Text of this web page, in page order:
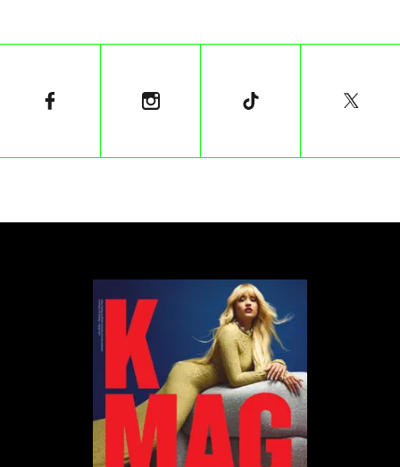
sens.
MrBeast dołączył do wąskiego grona osób, które
zdobyły Burj Khalifa – przed nim na szczycie tego
Hamdan, gwiazdy takie jak Will Smith oraz eksperci
motocyklista Sam Sunderland.
Problemy w tle
Wydarzenie miało miejsce w czasie, gdy MrBeast
zmagał się z zarzutami o niewłaściwe zachowanie w
swojej firmie, którym stanowczo zaprzeczył. Zarzuty
wobec Jimmy’ego Donaldsona, dotyczyły trudnych